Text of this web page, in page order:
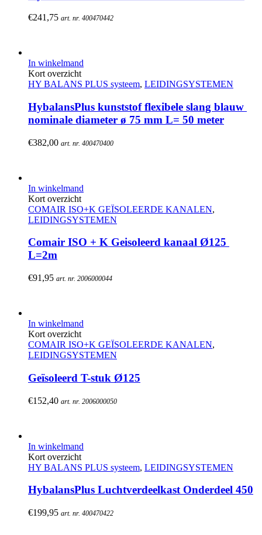
€241,75 art. nr. 400470442
In winkelmand
Kort overzicht
HY BALANS PLUS systeem, LEIDINGSYSTEMEN
HybalansPlus kunststof flexibele slang blauw
nominale diameter ø 75 mm L= 50 meter
€382,00 art. nr. 400470400
In winkelmand
Kort overzicht
COMAIR ISO+K GEÏSOLEERDE KANALEN,
LEIDINGSYSTEMEN
Comair ISO + K Geisoleerd kanaal Ø125
L=2m
€91,95 art. nr. 2006000044
In winkelmand
Kort overzicht
COMAIR ISO+K GEÏSOLEERDE KANALEN,
LEIDINGSYSTEMEN
Geïsoleerd T-stuk Ø125
€152,40 art. nr. 2006000050
In winkelmand
Kort overzicht
HY BALANS PLUS systeem, LEIDINGSYSTEMEN
HybalansPlus Luchtverdeelkast Onderdeel 450
€199,95 art. nr. 400470422